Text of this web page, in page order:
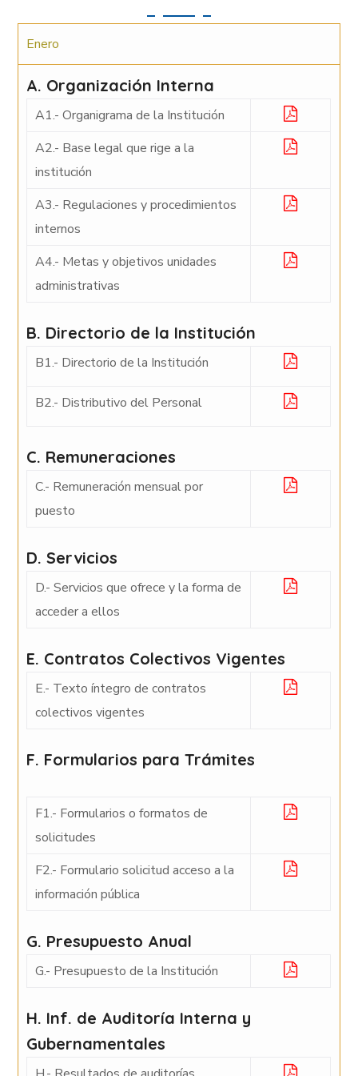
Enero
A. Organización Interna
A1.- Organigrama de la Institución
A2.- Base legal que rige a la
institución
A3.- Regulaciones y procedimientos
internos
A4.- Metas y objetivos unidades
administrativas
B. Directorio de la Institución
B1.- Directorio de la Institución
B2.- Distributivo del Personal
C. Remuneraciones
C.- Remuneración mensual por
puesto
D. Servicios
D.- Servicios que ofrece y la forma de
acceder a ellos
E. Contratos Colectivos Vigentes
E.- Texto íntegro de contratos
colectivos vigentes
F. Formularios para Trámites
F1.- Formularios o formatos de
solicitudes
F2.- Formulario solicitud acceso a la
información pública
G. Presupuesto Anual
G.- Presupuesto de la Institución
H. Inf. de Auditoría Interna y
Gubernamentales